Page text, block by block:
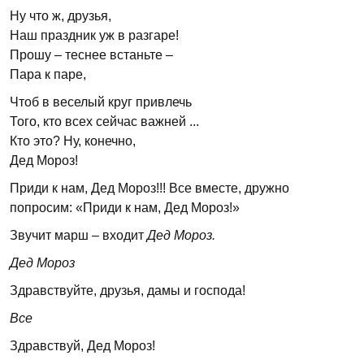
Ну что ж, друзья,
Наш праздник уж в разгаре!
Прошу – теснее встаньте –
Пара к паре,
Чтоб в веселый круг привлечь
Того, кто всех сейчас важней ...
Кто это? Ну, конечно,
Дед Мороз!
Приди к нам, Дед Мороз!!! Все вместе, дружно
попросим: «Приди к нам, Дед Мороз!»
Звучит марш – входитДед Мороз.
Дед Мороз
Здравствуйте, друзья, дамы и господа!
Все
Здравствуй, Дед Мороз!